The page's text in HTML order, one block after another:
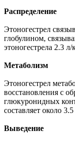
Распределение
Этоногестрел
глобулином,
этоногестрела 2.3 л/
Метаболизм
Этоногестрел
восстановления с
глюкуронидных
составляет около
Выведение